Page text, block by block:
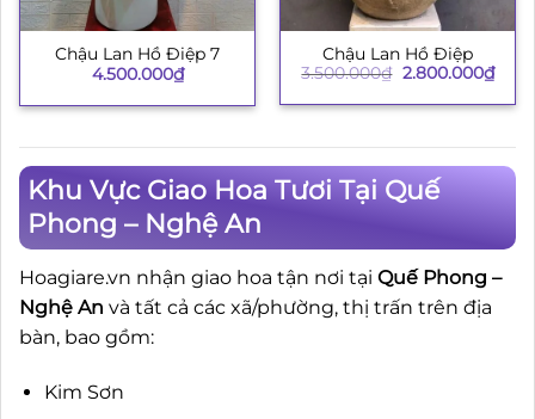
Chậu Lan Hồ Điệp 7
4.500.000₫
Chậu Lan Hồ Điệp
3.500.000₫ Giá
là:
2.800.000₫Giá
hiện
tại
Khu Vực Giao Hoa Tươi Tại Quế
Phong – Nghệ An
Hoagiare.vn nhận giao hoa tận nơi tại Quế Phong –
Nghệ An và tất cả các xã/phường, thị trấn trên địa
bàn, bao gồm:
Kim Sơn